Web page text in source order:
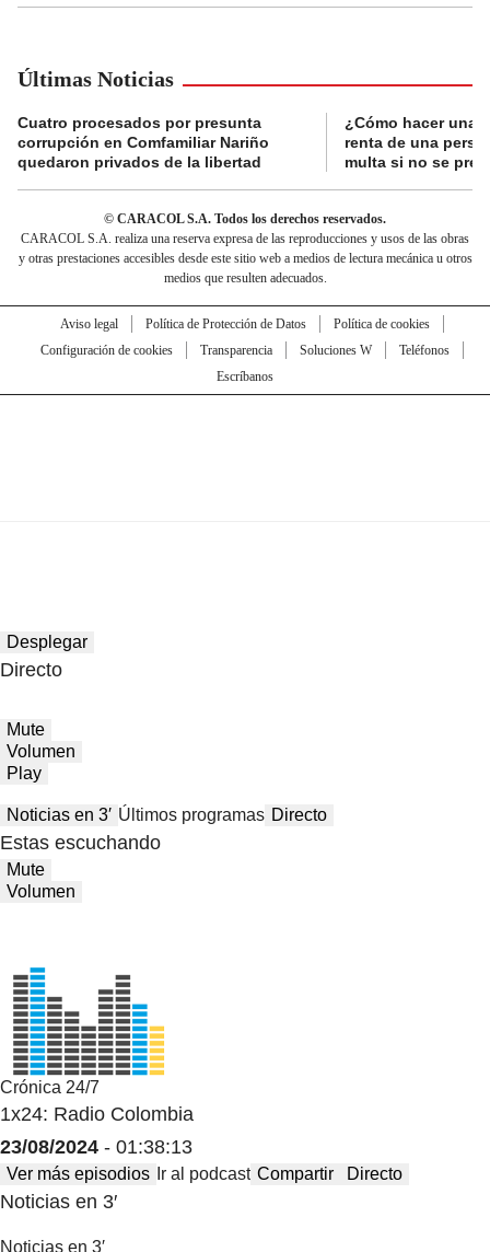
Últimas Noticias
Cuatro procesados por presunta
corrupción en Comfamiliar Nariño
quedaron privados de la libertad
¿Cómo hacer una
renta de una
multa si no se
© CARACOL S.A. Todos los derechos reservados.
CARACOL S.A. realiza una reserva expresa de las reproducciones y usos de las obras
y otras prestaciones accesibles desde este sitio web a medios de lectura mecánica u otros
medios que resulten adecuados.
Aviso legal Política de Protección de Datos
Política de cookies
Configuración de cookies
Transparencia Soluciones W
Teléfonos
Escríbanos
Desplegar
Directo
Mute
Volumen
Play
Noticias en 3′ Últimos programas Directo
Estas escuchando
Mute
Volumen
Crónica 24/7
1x24: Radio Colombia
23/08/2024 - 01:38:13
Ver más episodios Ir al podcast Compartir Directo
Noticias en 3′
Noticias en 3′